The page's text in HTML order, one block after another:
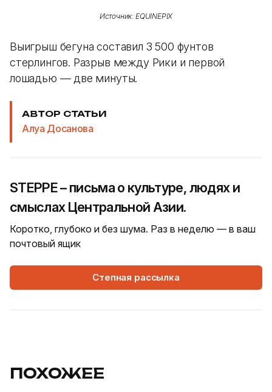
Источник: EQUINEPIX
Выигрыш бегуна составил 3 500 фунтов
стерлингов. Разрыв между Рики и первой
лошадью — две минуты.
АВТОР СТАТЬИ
Алуа Досанова
STEPPE – письма о культуре, людях и
смыслах Центральной Азии.
Коротко, глубоко и без шума. Раз в неделю — в ваш
почтовый ящик
Степная рассылка
ПОХОЖЕЕ